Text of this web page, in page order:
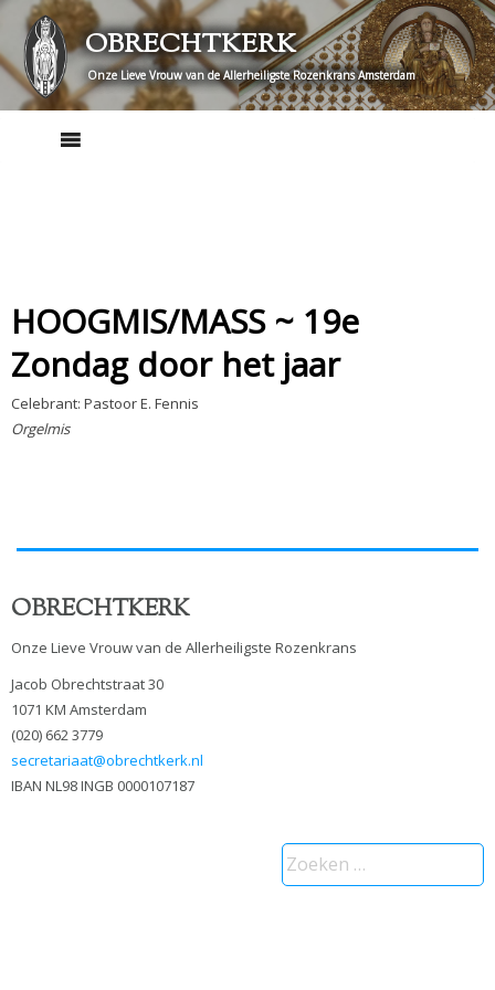
Skip
content
OBRECHTKERK
Onze Lieve Vrouw van de Allerheiligste Rozenkrans Amsterdam
HOOGMIS/MASS ~ 19e
Zondag door het jaar
Celebrant: Pastoor E. Fennis
Orgelmis
OBRECHTKERK
Onze Lieve Vrouw van de Allerheiligste Rozenkrans
Jacob Obrechtstraat 30
1071 KM Amsterdam
(020) 662 3779
secretariaat@obrechtkerk.nl
IBAN NL98 INGB 0000107187
Zoeken
naar: